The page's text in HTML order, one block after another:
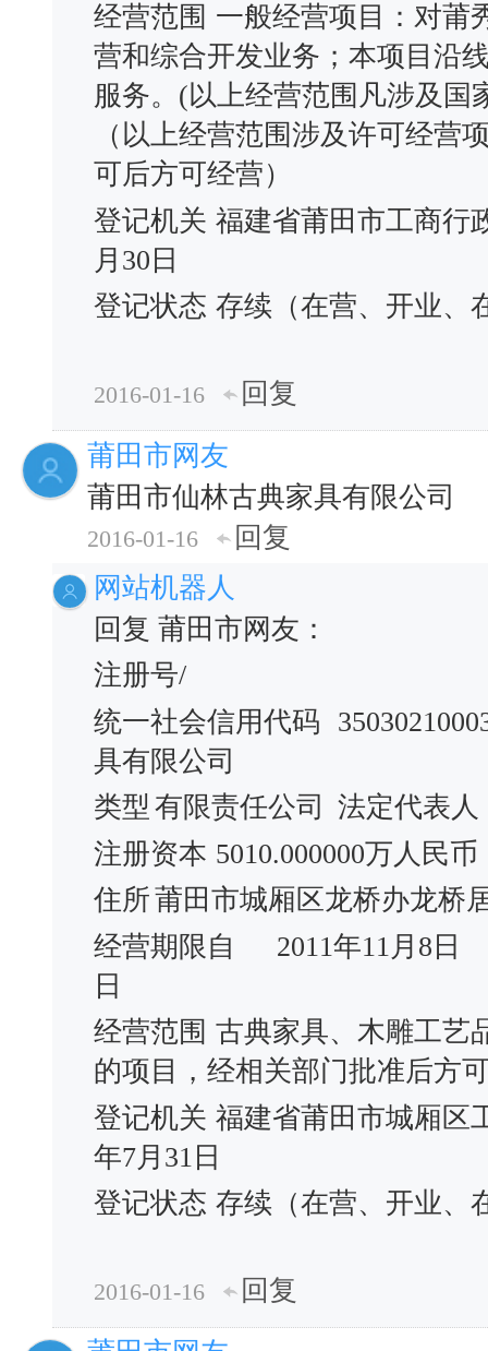
经营范围 一般经营项目：对莆
营和综合开发业务；本项目沿
服务。(以上经营范围凡涉及国
（以上经营范围涉及许可经营
可后方可经营）
登记机关 福建省莆田市工商行
月30日
登记状态 存续（在营、开业、
2016-01-16
回复
莆田市网友
莆田市仙林古典家具有限公司
2016-01-16
回复
网站机器人
回复 莆田市网友：
注册号/
统一社会信用代码
具有限公司
类型 有限责任公司
法定代表人
注册资本 5010.000000万人民币
住所莆田市城厢区龙桥办龙桥
经营期限自
2011年11月8日
日
经营范围 古典家具、木雕工艺
的项目，经相关部门批准后方
登记机关 福建省莆田市城厢区
年7月31日
登记状态 存续（在营、开业、
2016-01-16
回复